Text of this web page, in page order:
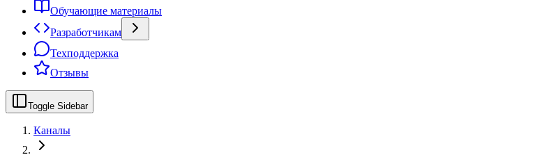
Обучающие материалы
Разработчикам
Техподдержка
Отзывы
Toggle Sidebar
Каналы